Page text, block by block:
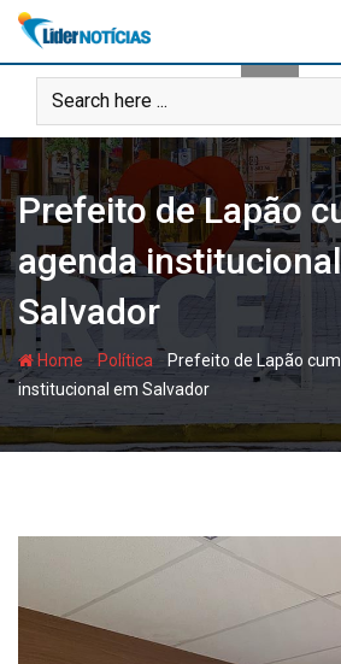
Skip
content
Prefeito de Lapão
agenda
Salvador
Home - Política - Prefeito de Lapão
institucional em Salvador